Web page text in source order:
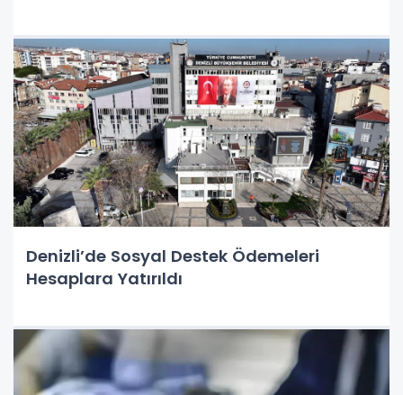
Denizli’de Sosyal Destek Ödemeleri
Hesaplara Yatırıldı